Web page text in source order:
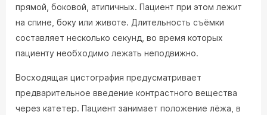
прямой, боковой, атипичных. Пациент при этом лежит
на спине, боку или животе. Длительность съёмки
составляет несколько секунд, во время которых
пациенту необходимо лежать неподвижно.
Восходящая цистография предусматривает
предварительное введение контрастного вещества
через катетер. Пациент занимает положение лёжа, в